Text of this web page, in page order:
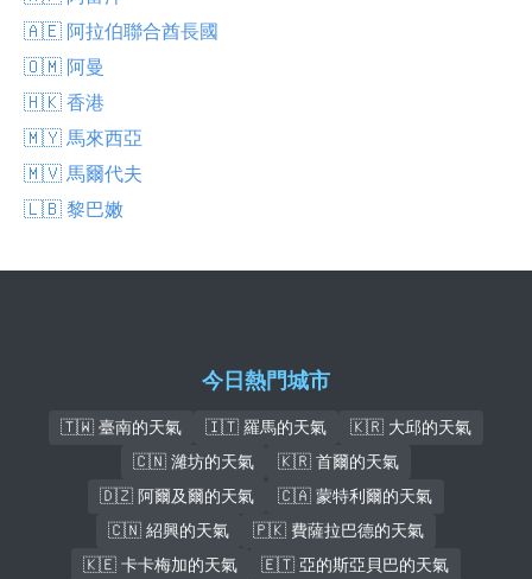
🇦🇪 阿拉伯聯合酋長國
🇴🇲 阿曼
🇭🇰 香港
🇲🇾 馬來西亞
🇲🇻 馬爾代夫
🇱🇧 黎巴嫩
今日熱門城市
🇹🇼 臺南的天氣 🇮🇹 羅馬的天氣
🇰🇷 大邱的天氣
🇨🇳 濰坊的天氣
🇰🇷 首爾的天氣
🇩🇿 阿爾及爾的天氣
🇨🇦 蒙特利爾的天氣
🇨🇳 紹興的天氣
🇵🇰 費薩拉巴德的天氣
🇰🇪 卡卡梅加的天氣
🇪🇹 亞的斯亞貝巴的天氣